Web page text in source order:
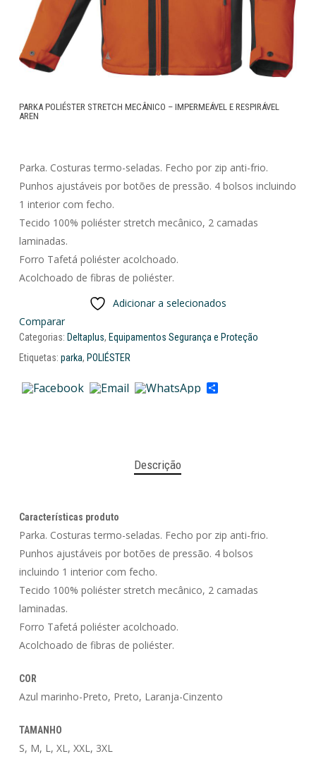
PARKA POLIÉSTER STRETCH MECÂNICO – IMPERMEÁVEL E RESPIRÁVEL
AREN
Parka. Costuras termo-seladas. Fecho por zip anti-frio.
Punhos ajustáveis por botões de pressão. 4 bolsos incluindo
1 interior com fecho.
Tecido 100% poliéster stretch mecânico, 2 camadas
laminadas.
Forro Tafetá poliéster acolchoado.
Acolchoado de fibras de poliéster.
Adicionar a selecionados
Comparar
Categorias: Deltaplus, Equipamentos Segurança e Proteção
Etiquetas: parka, POLIÉSTER
Share
Descrição
Características produto
Parka. Costuras termo-seladas. Fecho por zip anti-frio.
Punhos ajustáveis por botões de pressão. 4 bolsos
incluindo 1 interior com fecho.
Tecido 100% poliéster stretch mecânico, 2 camadas
laminadas.
Forro Tafetá poliéster acolchoado.
Acolchoado de fibras de poliéster.
COR
Azul marinho-Preto, Preto, Laranja-Cinzento
TAMANHO
S, M, L, XL, XXL, 3XL